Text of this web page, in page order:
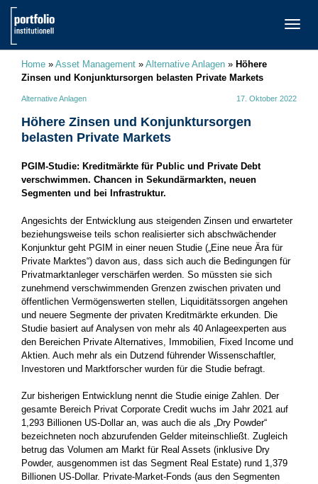
Home » Asset Management » Alternative Anlagen » Höhere
Zinsen und Konjunktursorgen belasten Private Markets
Alternative Anlagen 17. Oktober 2022
Höhere Zinsen und Konjunktursorgen
belasten Private Markets
PGIM-Studie: Kreditmärkte für Public und Private Debt
verschwimmen. Chancen in Sekundärmarkten, neuen
Segmenten und bei Infrastruktur.
Angesichts der Entwicklung aus steigenden Zinsen und erwarteter
beziehungsweise teils schon realisierter sich abschwächender
Konjunktur geht PGIM in einer neuen Studie („Eine neue Ära für
Private Marktes“) davon aus, dass sich auch die Bedingungen für
Privatmarktanleger verschärfen werden. So müssten sie sich
zunehmend verschwimmenden Grenzen zwischen privaten und
öffentlichen Vermögenswerten stellen, Liquiditätssorgen angehen
und neuere Segmente der privaten Kreditmärkte erkunden. Die
Studie basiert auf Analysen von mehr als 40 Anlageexperten aus
den Bereichen Private Alternatives, Immobilien, Fixed Income und
Aktien. Auch mehr als ein Dutzend führender Wissenschaftler,
Investoren und Marktforscher wurden für die Studie befragt.
Zur bisherigen Entwicklung nennt die Studie einige Zahlen. Der
gesamte Bereich Privat Corporate Credit wuchs im Jahr 2021 auf
1,293 Billionen US-Dollar an, was auch die als „Dry Powder“
bezeichneten noch abzurufenden Gelder miteinschließt. Zugleich
betrug das Volumen am Markt für Real Assets (inklusive Dry
Powder, ausgenommen ist das Segment Real Estate) rund 1,379
Billionen US-Dollar. Private-Market-Fonds (aus den Segmenten